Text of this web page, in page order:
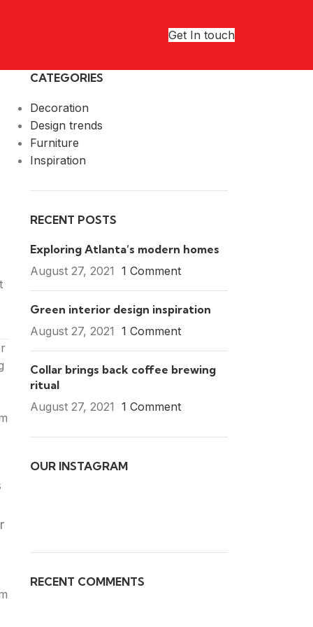
Get In touch
CATEGORIES
Decoration
Design trends
Furniture
Inspiration
RECENT POSTS
Exploring Atlanta’s modern homes
August 27, 2021 1 Comment
Green interior design inspiration
August 27, 2021 1 Comment
Collar brings back coffee brewing
ritual
August 27, 2021 1 Comment
OUR INSTAGRAM
RECENT COMMENTS